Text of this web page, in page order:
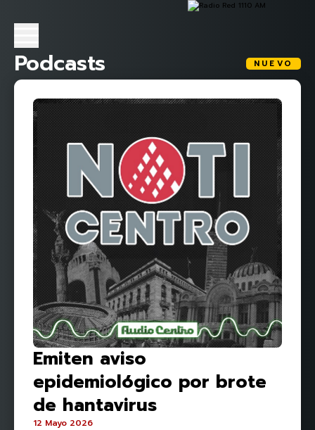
Podcasts NUEVO
Emiten aviso
epidemiológico por brote
de hantavirus
12 Mayo 2026